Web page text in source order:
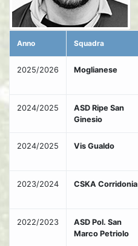
Anno Squadra
2025/2026 Moglianese
2024/2025
ASD Ripe San
Ginesio
2024/2025 Vis Gualdo
2023/2024 CSKA Corridonia
2022/2023
ASD Pol. San
Marco Petriolo